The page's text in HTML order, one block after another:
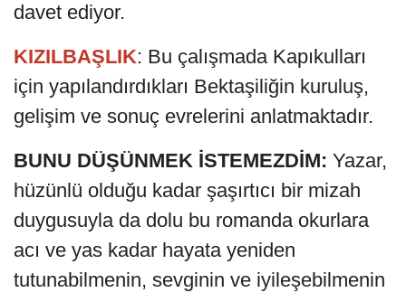
davet ediyor.
KIZILBAŞLIK: Bu çalışmada Kapıkulları
için yapılandırdıkları Bektaşiliğin kuruluş,
gelişim ve sonuç evrelerini anlatmaktadır.
BUNU DÜŞÜNMEK İSTEMEZDİM: Yazar,
hüzünlü olduğu kadar şaşırtıcı bir mizah
duygusuyla da dolu bu romanda okurlara
acı ve yas kadar hayata yeniden
tutunabilmenin, sevginin ve iyileşebilmenin